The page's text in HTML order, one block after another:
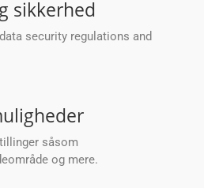
sikkerhed
security regulations and
såsom
og mere.